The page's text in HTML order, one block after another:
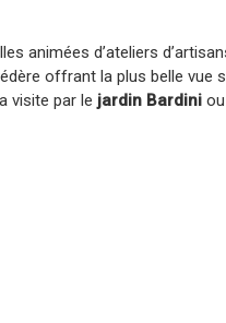
animées d’ateliers
offrant la plus belle vue
visite par le jardin Bardini